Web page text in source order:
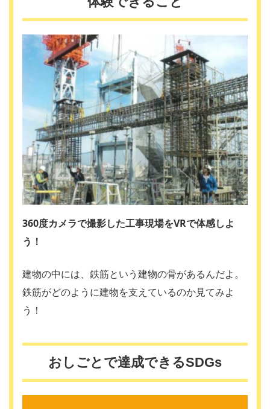
360度カメラで撮影した工事現場をVRで体感しよ
う！
建物の中には、鉄筋という建物の骨があるんだよ。
鉄筋がどのように建物を支えているのか見てみよ
う！
おしごとで達成できるSDGs